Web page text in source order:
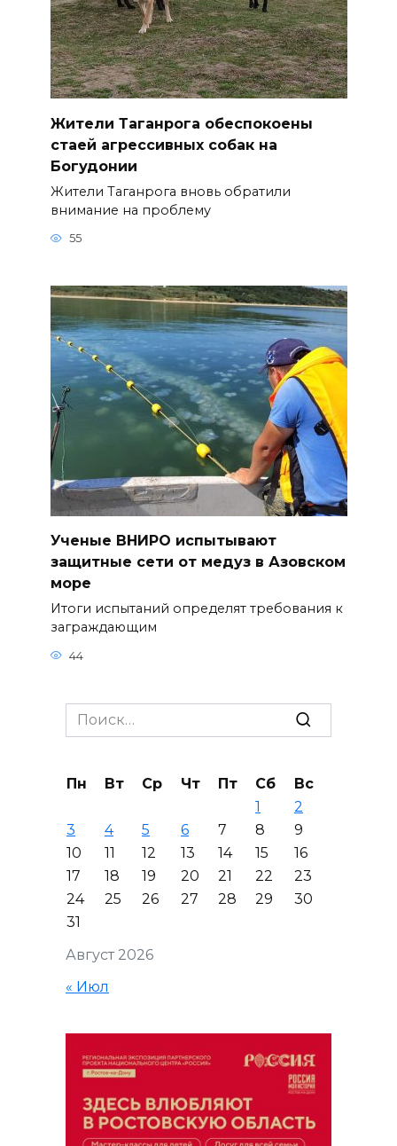
Жители Таганрога обеспокоены
стаей агрессивных собак на
Богудонии
Жители Таганрога вновь обратили
внимание на проблему
55
Ученые ВНИРО испытывают
защитные сети от медуз в Азовском
море
Итоги испытаний определят требования к
заграждающим
44
Search
for:
Август 2026
Пн Вт Ср Чт Пт Сб
Вс
1
2
3
4 5 6 7 8
9
10
11 12 13 14 15
16
17
18 19 20 21 22
23
24
25 26 27 28 29
30
31
« Июл